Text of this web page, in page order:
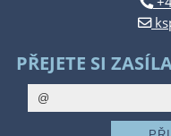
PŘEJETE SI